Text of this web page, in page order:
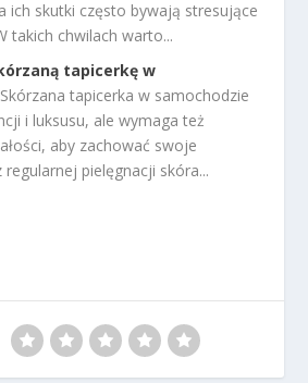
ich skutki często bywają stresujące
takich chwilach warto...
tapicerkę w
Skórzana tapicerka w samochodzie
i luksusu, ale wymaga też
aby zachować swoje
regularnej pielęgnacji skóra...